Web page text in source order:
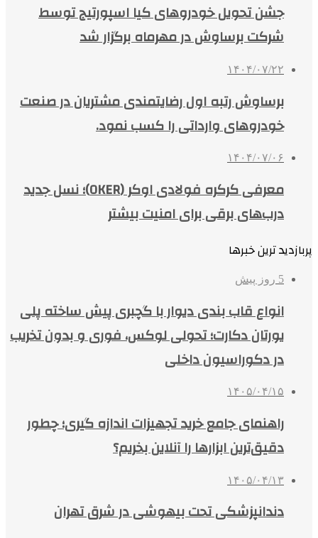
جشن تحویل خودروهای کیا اسپورتیج توسط
شرکت برساوش در مهرماه برگزار شد
۱۴۰۴/۰۷/۲۲
برساوش رتبه اول رضایتمندی مشتریان در صنعت
خودروهای وارداتی را کسب نمود.
۱۴۰۴/۰۷/۰۶
معرفی کرکره فولادی اوکر (OKER)؛ نسل جدید
درب‌های برقی برای امنیت بیشتر
پربازدید ترین خبرها
5 روز پیش
انواع قاب بندی دیوار با گچبری پیش ساخته پلی
یورتان دکارت؛ تحولی لوکس، فوری و بدون تخریب
در دکوراسیون داخلی
۱۴۰۵/۰۴/۱۵
راهنمای جامع خرید تجهیزات اندازه گیری؛ چطور
دقیق‌ترین ابزارها را آنلاین بخریم؟
۱۴۰۵/۰۴/۱۳
دندانپزشکی تحت بیهوشی در شرق تهران